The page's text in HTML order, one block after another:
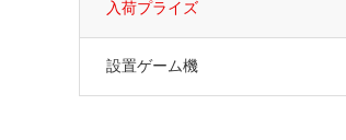
入荷プライズ
設置ゲーム機